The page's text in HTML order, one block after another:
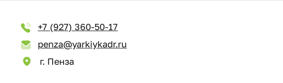
+7 (927) 360-50-17
penza@yarkiykadr.ru
г. Пенза